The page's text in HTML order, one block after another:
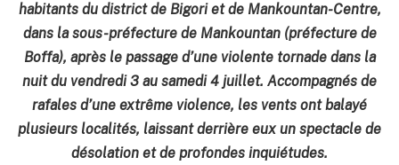
habitants du district de Bigori et de Mankountan-Centre,
dans la sous-préfecture de Mankountan (préfecture de
Boffa), après le passage d’une violente tornade dans la
nuit du vendredi 3 au samedi 4 juillet. Accompagnés de
rafales d’une extrême violence, les vents ont balayé
plusieurs localités, laissant derrière eux un spectacle de
désolation et de profondes inquiétudes.